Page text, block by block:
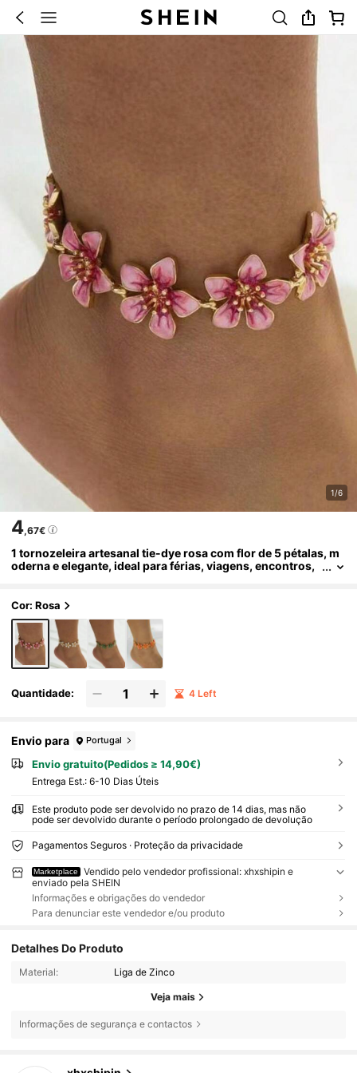
1/6
4,67€
1 tornozeleira artesanal tie-dye rosa com flor de 5 pétalas, m
oderna e elegante, ideal para férias, viagens, encontros,
Cor: Rosa
Quantidade: 4 Left
Envio para Portugal
Envio gratuito(Pedidos ≥ 14,90€)
Entrega Est.: 6-10 Dias Úteis
Este produto pode ser devolvido no prazo de 14 dias, mas não
pode ser devolvido durante o período prolongado de devolução
Pagamentos Seguros · Proteção da privacidade
Marketplace
Vendido pelo vendedor profissional: xhxshipin e
enviado pela SHEIN
Informações e obrigações do vendedor
Para denunciar este vendedor e/ou produto
Detalhes Do Produto
Material: Liga de Zinco
Veja mais
Informações de segurança e contactos